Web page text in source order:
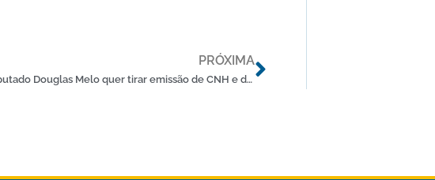
PRÓXIMA
Deputado Douglas Melo quer tirar emissão de CNH e documentos veiculares do UAI
Próximo